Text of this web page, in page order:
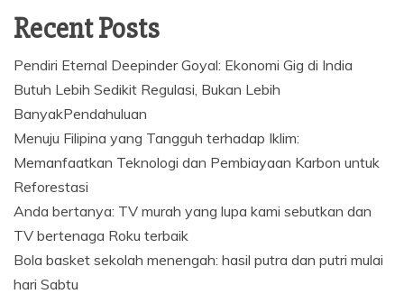
Recent Posts
Pendiri Eternal Deepinder Goyal: Ekonomi Gig di India
Butuh Lebih Sedikit Regulasi, Bukan Lebih
BanyakPendahuluan
Menuju Filipina yang Tangguh terhadap Iklim:
Memanfaatkan Teknologi dan Pembiayaan Karbon untuk
Reforestasi
Anda bertanya: TV murah yang lupa kami sebutkan dan
TV bertenaga Roku terbaik
Bola basket sekolah menengah: hasil putra dan putri mulai
hari Sabtu